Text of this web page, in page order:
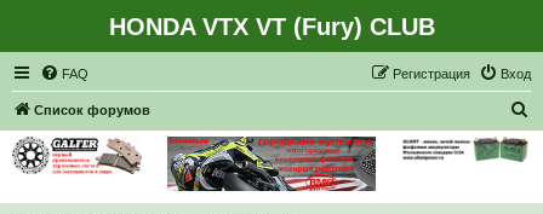
HONDA VTX VT (Fury) CLUB
FAQ Вход
Регистрация
Список форумов